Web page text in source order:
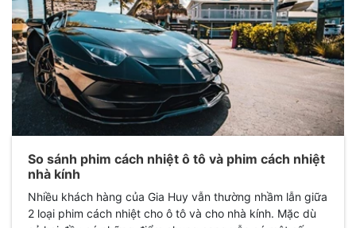
So sánh phim cách nhiệt ô tô và phim cách nhiệt
nhà kính
Nhiều khách hàng của Gia Huy vẫn thường nhầm lẫn giữa
2 loại phim cách nhiệt cho ô tô và cho nhà kính. Mặc dù